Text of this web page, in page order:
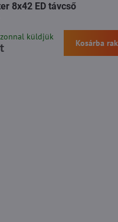
8x42 ED távcső
küldjük
Kosárba